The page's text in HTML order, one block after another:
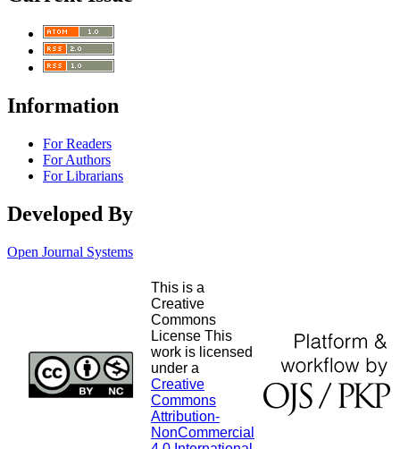
Information
For Readers
For Authors
For Librarians
Developed By
Open Journal Systems
This is a
Creative
Commons
License This
work is licensed
under a
Creative
Commons
Attribution-
NonCommercial